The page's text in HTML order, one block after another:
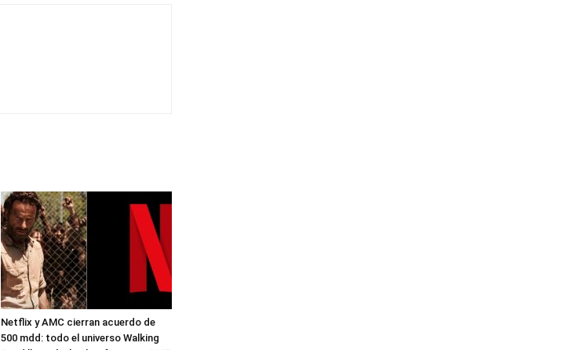
Netflix y AMC cierran acuerdo de
500 mdd: todo el universo Walking